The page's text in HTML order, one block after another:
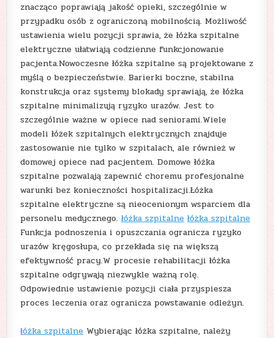
znacząco poprawiają jakość opieki, szczególnie w
przypadku osób z ograniczoną mobilnością. Możliwość
ustawienia wielu pozycji sprawia, że łóżka szpitalne
elektryczne ułatwiają codzienne funkcjonowanie
pacjenta.Nowoczesne łóżka szpitalne są projektowane z
myślą o bezpieczeństwie. Barierki boczne, stabilna
konstrukcja oraz systemy blokady sprawiają, że łóżka
szpitalne minimalizują ryzyko urazów. Jest to
szczególnie ważne w opiece nad seniorami.Wiele
modeli łóżek szpitalnych elektrycznych znajduje
zastosowanie nie tylko w szpitalach, ale również w
domowej opiece nad pacjentem. Domowe łóżka
szpitalne pozwalają zapewnić choremu profesjonalne
warunki bez konieczności hospitalizacji.Łóżka
szpitalne elektryczne są nieocenionym wsparciem dla
personelu medycznego.łóżka szpitalne łóżka szpitalne
Funkcja podnoszenia i opuszczania ogranicza ryzyko
urazów kręgosłupa, co przekłada się na większą
efektywność pracy.W procesie rehabilitacji łóżka
szpitalne odgrywają niezwykle ważną rolę.
Odpowiednie ustawienie pozycji ciała przyspiesza
proces leczenia oraz ogranicza powstawanie odleżyn.
łóżka szpitalne Wybierając łóżka szpitalne, należy